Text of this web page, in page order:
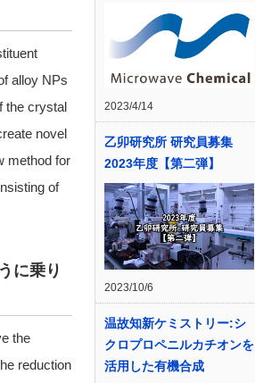
alloy NPs
the crystal
novel
method for
of
に乗り
the
reduction
2023/4/14
乙卯研究所 研究員募集
2023年度【第二弾】
2023/10/6
温故知新ケミストリー:シ
クロプロペニルカチオンを
活用した有機合成